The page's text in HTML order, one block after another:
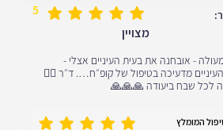
5
מצויין
- אובחנה את בעית העיניים אצלי -
מדעיכה בטיפול של קופ״ח…. ד״ר 👩‍⚕️
לכל שבח ביעודה 🙏🙏🙏
המומלץ